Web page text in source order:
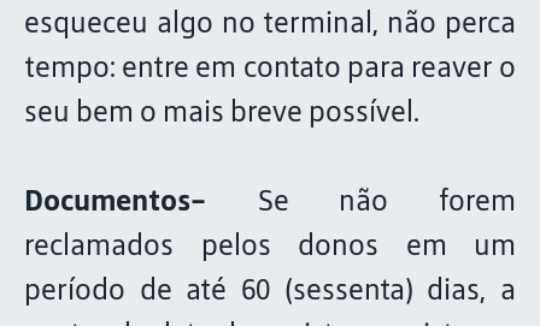
esqueceu algo no terminal, não perca
tempo: entre em contato para reaver o
seu bem o mais breve possível.
Documentos- Se não forem
reclamados pelos donos em um
período de até 60 (sessenta) dias, a